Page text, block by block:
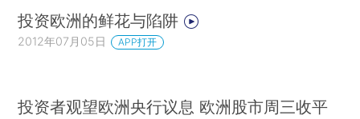
投资欧洲的鲜花与陷阱
2012年07月05日 APP打开
投资者观望欧洲央行议息 欧洲股市周三收平